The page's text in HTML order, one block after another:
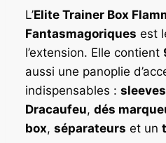
L’Elite Trainer Box
Fantasmagoriques est
l’extension. Elle contient
aussi une panoplie
indispensables :
Dracaufeu, dés
box, séparateurs et un